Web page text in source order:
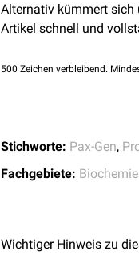
Alternativ kümmert sich
Artikel schnell und
500 Zeichen verbleibend.
Stichworte: Pax-Gen,
Fachgebiete: Biochemie
Wichtiger Hinweis zu